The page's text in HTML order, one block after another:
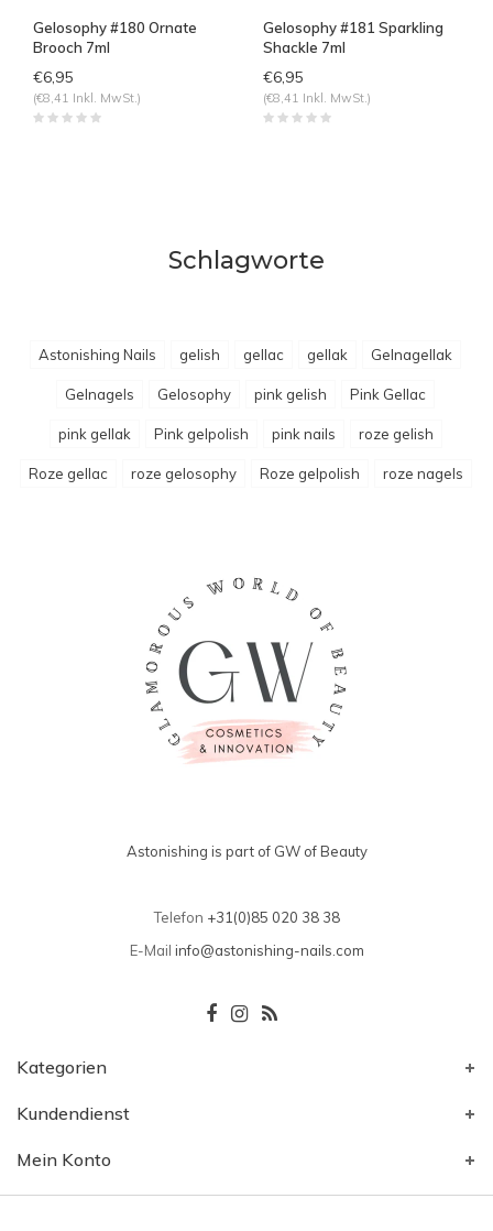
Gelosophy #180 Ornate
Brooch 7ml
€6,95
(€8,41 Inkl. MwSt.)
Gelosophy #181 Sparkling
Shackle 7ml
€6,95
(€8,41 Inkl. MwSt.)
Schlagworte
Astonishing Nails gelish gellac gellak Gelnagellak
Gelnagels Gelosophy pink gelish Pink Gellac
pink gellak Pink gelpolish pink nails roze gelish
Roze gellac roze gelosophy Roze gelpolish roze nagels
Astonishing is part of GW of Beauty
Telefon +31(0)85 020 38 38
E-Mail info@astonishing-nails.com
Kategorien
Kundendienst
Mein Konto